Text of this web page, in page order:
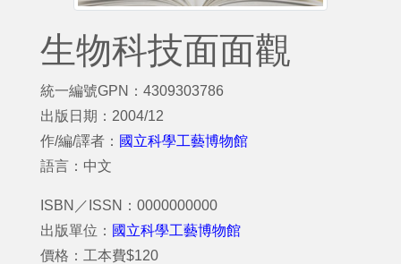
生物科技面面觀
統一編號GPN：4309303786
出版日期：2004/12
作/編/譯者： 國立科學工藝博物館
語言：中文
ISBN／ISSN：0000000000
出版單位： 國立科學工藝博物館
價格：工本費$120